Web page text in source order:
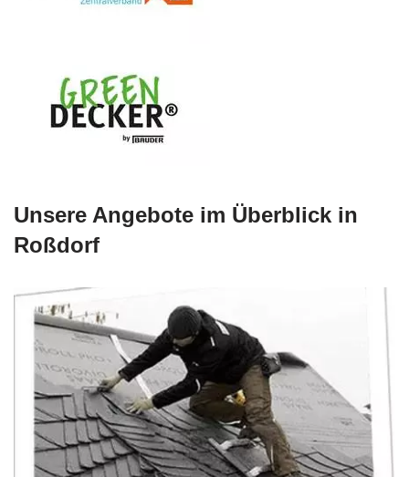
Unsere Angebote im Überblick in
Roßdorf